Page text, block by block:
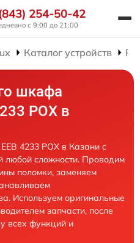
254-50-42
с 9:00 до 21:00
Каталог устройств
шкафа
POX в
4233 POX в Казани с
любой сложности. Проводим
поломки, заменяем
Используем оригинальные
запчасти, после
всех функций и